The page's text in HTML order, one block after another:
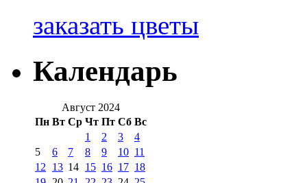
заказать цветы
Календарь
Август 2024
Пн Вт Ср Чт Пт Сб Вс
1
2 3
4
5
6 7 8 9 10 11
12
13 14 15 16 17 18